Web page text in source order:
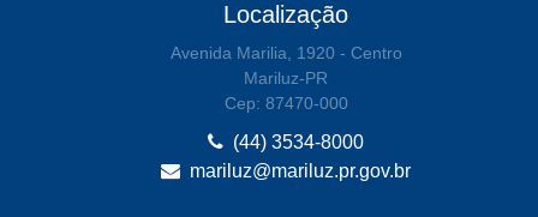
Localização
Avenida Marilia, 1920 - Centro
Mariluz-PR
Cep: 87470-000
(44) 3534-8000
mariluz@mariluz.pr.gov.br